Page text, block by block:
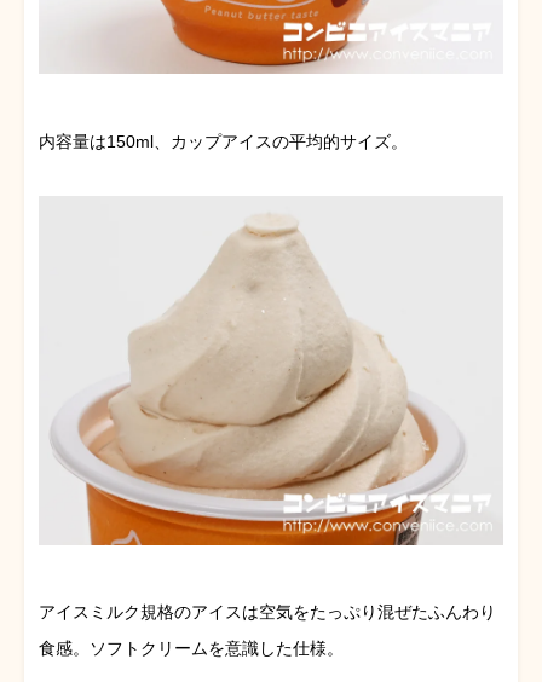
内容量は150ml、カップアイスの平均的サイズ。
アイスミルク規格のアイスは空気をたっぷり混ぜたふんわり
食感。ソフトクリームを意識した仕様。